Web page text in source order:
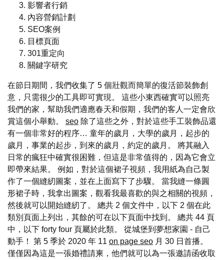
影響者行銷
內容營銷計劃
SEO案例
目標頁面
301重定向
關鍵字研究
在節日期間，我們收集了 5 個壯觀而簡單的復活節裝飾創
意，只需很少的工具即可實現。 這些小東西確實可以照亮
我們的家，幫助我們適應春天和假期，我們的客人一定會欣
賞這個小舉動。 seo 除了這些之外，對於這些手工裝飾品還
有一個非常好的程序… 童年的歲月，大學的歲月，起步的
歲月，事業的起步，到來的歲月，約定的歲月。 將其融入
日常的瘋狂中確實很困難，但這是非常值得的，因為它會立
即帶來結果。 例如，對於這個裙子視頻，我用紙為自己製
作了一個縫紉圖案，並在上面寫下了步驟。 當我縫一條圓
形裙子時，我拿出圖案，觀看我最喜歡的與之相關的視頻，
然後就可以開始縫紉了。 總共 2 個文件中，以下 2 個在此
類別頁面上列出，其餘的可在以下頁面中找到。 總共 44 頁
中，以下 forty four 頁屬於此類。 從城堡到夢想家園 - 自己
動手！ 第 5 季於 2020 年 11 on page seo 月 30 日首播。
僅僅因為這是一張婚禮請柬，他們就可以為一張邀請函收取